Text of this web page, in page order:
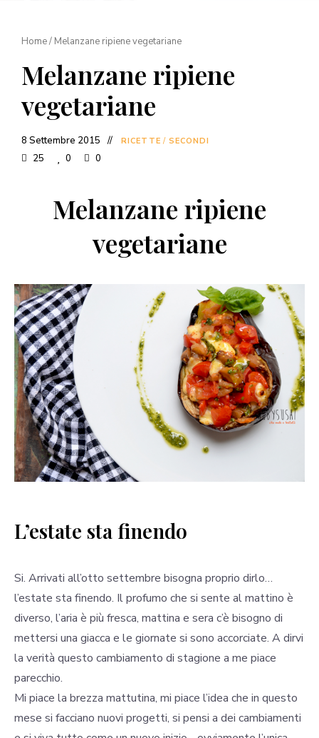
Home/ Melanzane ripiene vegetariane
Melanzane ripiene
vegetariane
8 Settembre 2015 RICETTE / SECONDI
25 0 0
Melanzane ripiene
vegetariane
L’estate sta finendo
Si. Arrivati all’otto settembre bisogna proprio dirlo…
l’estate sta finendo. Il profumo che si sente al mattino è
diverso, l’aria è più fresca, mattina e sera c’è bisogno di
mettersi una giacca e le giornate si sono accorciate. A dirvi
la verità questo cambiamento di stagione a me piace
parecchio.
Mi piace la brezza mattutina, mi piace l’idea che in questo
mese si facciano nuovi progetti, si pensi a dei cambiamenti